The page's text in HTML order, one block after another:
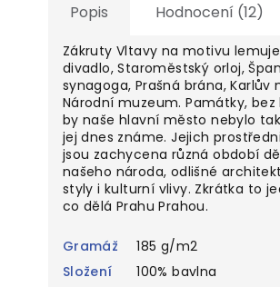
Popis Hodnocení (12)
Zákruty Vltavy na motivu
divadlo, Staroměstský orloj,
synagoga, Prašná brána, Karlův
Národní muzeum. Památky,
by naše hlavní město nebylo
jej dnes známe. Jejich
jsou zachycena různá období
našeho národa, odlišné
styly i kulturní vlivy. Zkrátka to
co dělá Prahu Prahou.
Gramáž
185 g/m2
Složení
100% bavlna